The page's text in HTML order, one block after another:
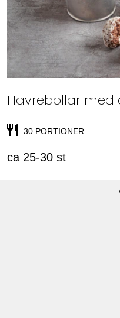
Havrebollar med
30 PORTIONER
ca 25-30 st